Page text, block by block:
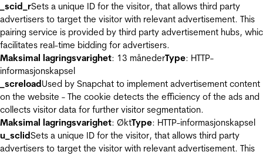
_scid_rSets a unique ID for the visitor, that allows third party
advertisers to target the visitor with relevant advertisement. This
pairing service is provided by third party advertisement hubs,
facilitates real-time bidding for advertisers.
Maksimal lagringsvarighet: 13 månederType: HTTP-
informasjonskapsel
_screloadUsed by Snapchat to implement advertisement content
on the website - The cookie detects the efficiency of the ads and
collects visitor data for further visitor segmentation.
Maksimal lagringsvarighet: ØktType: HTTP-informasjonskapsel
u_sclidSets a unique ID for the visitor, that allows third party
advertisers to target the visitor with relevant advertisement. This